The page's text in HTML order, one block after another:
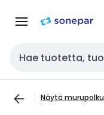
navigointiinsisältöön
Haku
Näytä murupolku